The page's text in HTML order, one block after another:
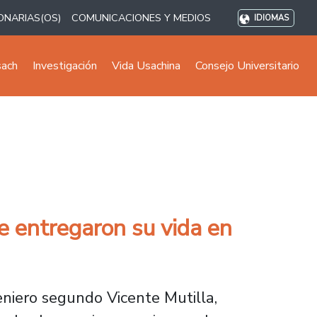
COMUNICACIONES Y MEDIOS IDIOMAS
Investigación Vida Usachina Consejo Universitario
entregaron su vida en
segundo Vicente Mutilla,